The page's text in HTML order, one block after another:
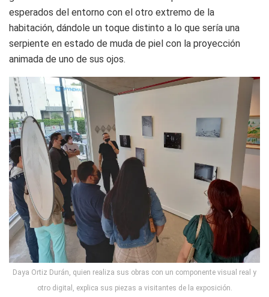
esperados del entorno con el otro extremo de la
habitación, dándole un toque distinto a lo que sería una
serpiente en estado de muda de piel con la proyección
animada de uno de sus ojos.
Daya Ortiz Durán, quien realiza sus obras con un componente visual real y
otro digital, explica sus piezas a visitantes de la exposición.